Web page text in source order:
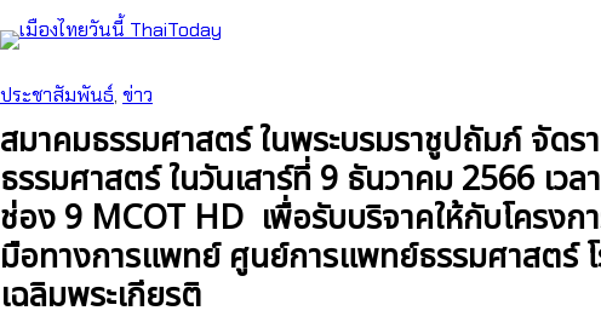
ข้าม
ไป
เนื้อหา
ประชาสัมพันธ์, ข่าว
สมาคมธรรมศาสตร์ ในพระบรมราชูปถัมภ์ จัดร
ธรรมศาสตร์ ในวันเสาร์ที่ 9 ธันวาคม 2566 เว
ช่อง 9 MCOT HD เพื่อรับบริจาคให้กับโครง
มือทางการแพทย์ ศูนย์การแพทย์ธรรมศาสตร์
เฉลิมพระเกียรติ